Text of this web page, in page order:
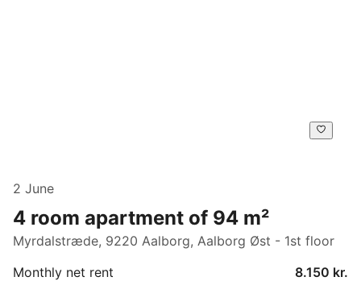
2 June
4 room apartment of 94 m²
Myrdalstræde, 9220 Aalborg, Aalborg Øst - 1st floor
Monthly net rent
8.150 kr.